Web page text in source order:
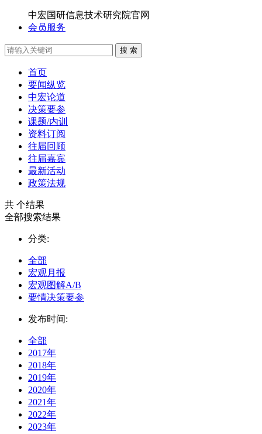
中宏国研信息技术研究院官网
会员服务
搜 索
首页
要闻纵览
中宏论道
决策要参
课题/内训
资料订阅
往届回顾
往届嘉宾
最新活动
政策法规
共 个结果
全部搜索结果
分类:
全部
宏观月报
宏观图解A/B
要情决策要参
发布时间:
全部
2017年
2018年
2019年
2020年
2021年
2022年
2023年